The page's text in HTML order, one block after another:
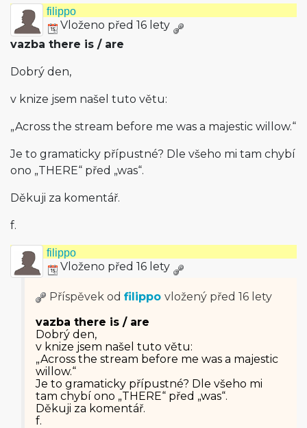
filippo
Vloženo před 16 lety
vazba there is / are
Dobrý den,
v knize jsem našel tuto větu:
„Across the stream before me was a majestic willow.“
Je to gramaticky přípustné? Dle všeho mi tam chybí
ono „THERE“ před „was“.
Děkuji za komentář.
f.
filippo
Vloženo před 16 lety
Příspěvek od filippo vložený před 16 lety
vazba there is / are
Dobrý den,
v knize jsem našel tuto větu:
„Across the stream before me was a majestic
willow.“
Je to gramaticky přípustné? Dle všeho mi
tam chybí ono „THERE“ před „was“.
Děkuji za komentář.
f.